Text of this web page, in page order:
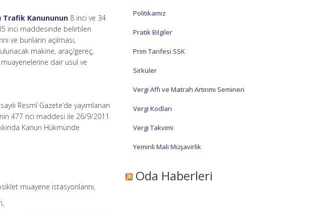
Trafik Kanununun 8 inci ve 34
inci maddesinde belirtilen
ve bunların açılması,
makine, araç/gereç,
dair usul ve
Resmî Gazete’de yayımlanan
477 nci maddesi ile 26/9/2011
Kanun Hükmünde
muayene istasyonlarını,
Politikamız
Pratik Bilgiler
Prim Tarifesi SSK
Sirküler
Vergi Affı ve Matrah Artırımı Semineri
Vergi Kodları
Vergi Takvimi
Yeminli Mali Müşavirlik
Oda Haberleri